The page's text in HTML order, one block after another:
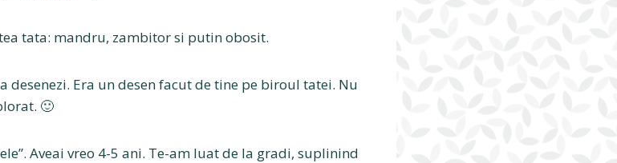
tata: mandru, zambitor si putin obosit.
desenezi. Era un desen facut de tine pe biroul tatei. Nu
🙂
Aveai vreo 4-5 ani. Te-am luat de la gradi, suplinind